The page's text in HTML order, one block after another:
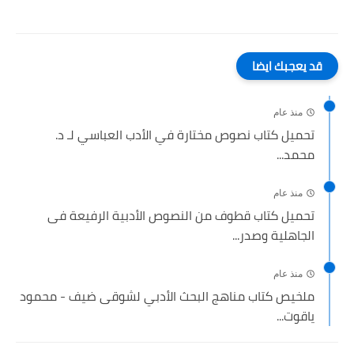
قد يعجبك ايضا
منذ عام
تحميل كتاب نصوص مختارة في الأدب العباسي لـ د.
محمد...
منذ عام
تحميل كتاب قطوف من النصوص الأدبية الرفيعة فى
الجاهلية وصدر...
منذ عام
ملخيص كتاب مناهج البحث الأدبي لشوقى ضيف - محمود
ياقوت...